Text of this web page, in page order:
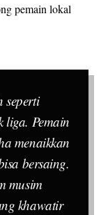
pemain lokal
seperti
liga. Pemain
menaikkan
bersaing.
musim
khawatir